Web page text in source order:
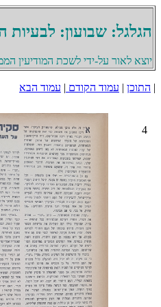
הגלגל: שבועון: לבעיות
יוצא לאור על-ידי לשכת המודיעין
| התוכן | עמוד הקודם | עמוד הבא
4